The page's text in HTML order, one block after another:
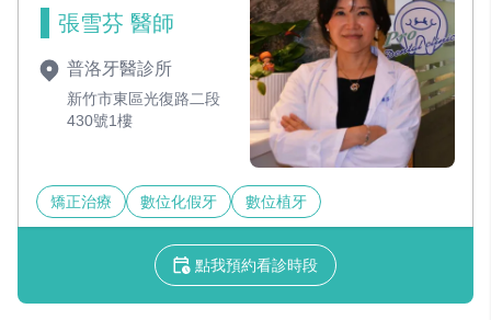
張雪芬 醫師
普洛牙醫診所
新竹市東區光復路二段
430號1樓
矯正治療 數位化假牙 數位植牙
點我預約看診時段